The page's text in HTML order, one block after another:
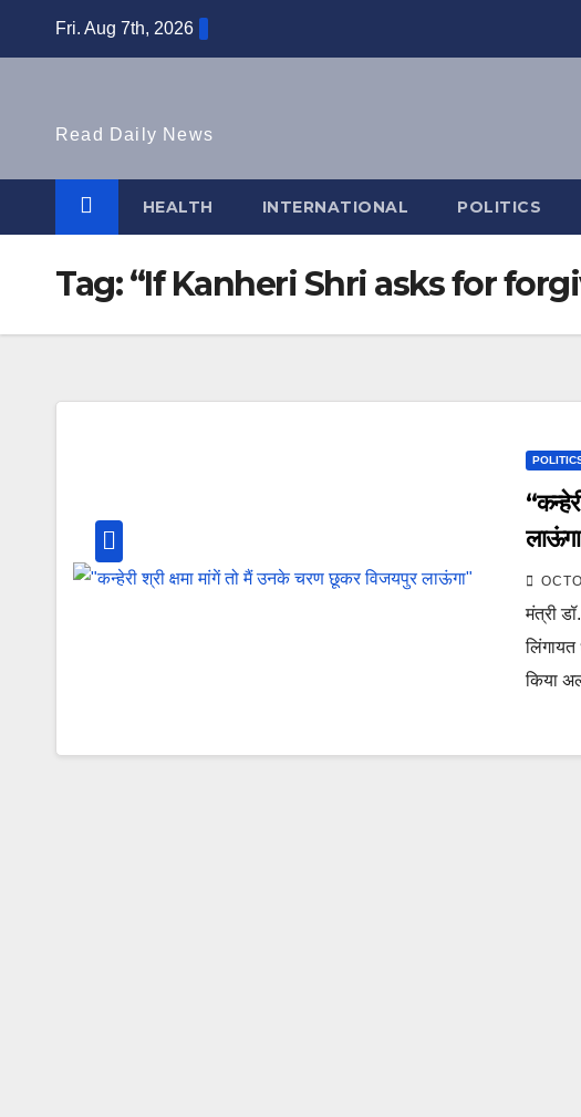
Fri. Aug 7th, 2026
Read Daily News
HEALTH INTERNATIONAL POLITICS
Tag:“If Kanheri Shri asks for
मंत्री
लिंगायत
किया